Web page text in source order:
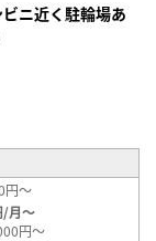
ニ近く駐輪場あ
円～
/月～
円～